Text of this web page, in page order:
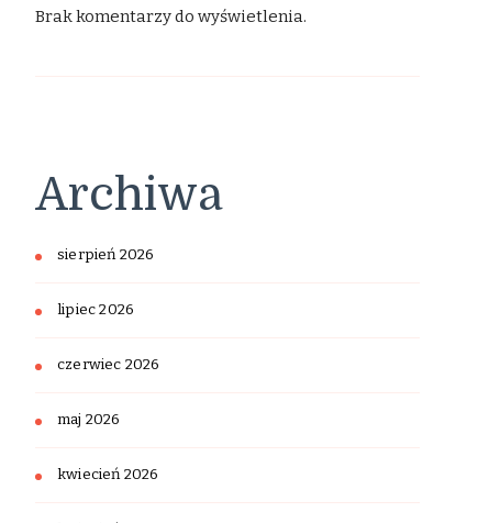
Brak komentarzy do wyświetlenia.
Archiwa
sierpień 2026
lipiec 2026
czerwiec 2026
maj 2026
kwiecień 2026